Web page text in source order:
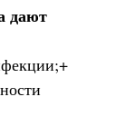
дают